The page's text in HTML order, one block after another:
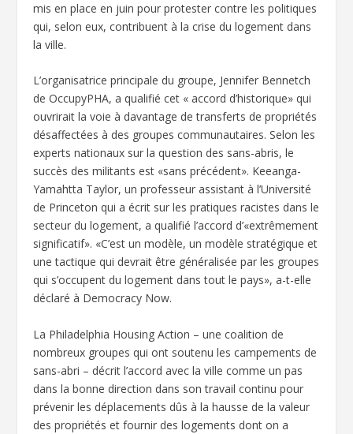
mis en place en juin pour protester contre les politiques
qui, selon eux, contribuent à la crise du logement dans
la ville.
L’organisatrice principale du groupe, Jennifer Bennetch
de OccupyPHA, a qualifié cet « accord d’historique» qui
ouvrirait la voie à davantage de transferts de propriétés
désaffectées à des groupes communautaires. Selon les
experts nationaux sur la question des sans-abris, le
succès des militants est «sans précédent». Keeanga-
Yamahtta Taylor, un professeur assistant à l’Université
de Princeton qui a écrit sur les pratiques racistes dans le
secteur du logement, a qualifié l’accord d’«extrêmement
significatif». «C’est un modèle, un modèle stratégique et
une tactique qui devrait être généralisée par les groupes
qui s’occupent du logement dans tout le pays», a-t-elle
déclaré à Democracy Now.
La Philadelphia Housing Action – une coalition de
nombreux groupes qui ont soutenu les campements de
sans-abri – décrit l’accord avec la ville comme un pas
dans la bonne direction dans son travail continu pour
prévenir les déplacements dûs à la hausse de la valeur
des propriétés et fournir des logements dont on a